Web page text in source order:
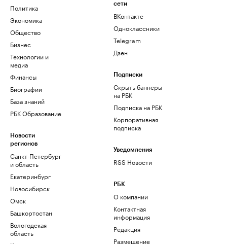
Политика
Экономика
Общество
Бизнес
Технологии и
медиа
Финансы
Биографии
База знаний
РБК Образование
Новости
регионов
Санкт-Петербург
и область
Екатеринбург
Новосибирск
Омск
Башкортостан
Вологодская
область
сети
ВКонтакте
Одноклассники
Telegram
Дзен
Подписки
Скрыть баннеры
на РБК
Подписка на РБК
Корпоративная
подписка
Уведомления
RSS Новости
РБК
О компании
Контактная
информация
Редакция
Размещение